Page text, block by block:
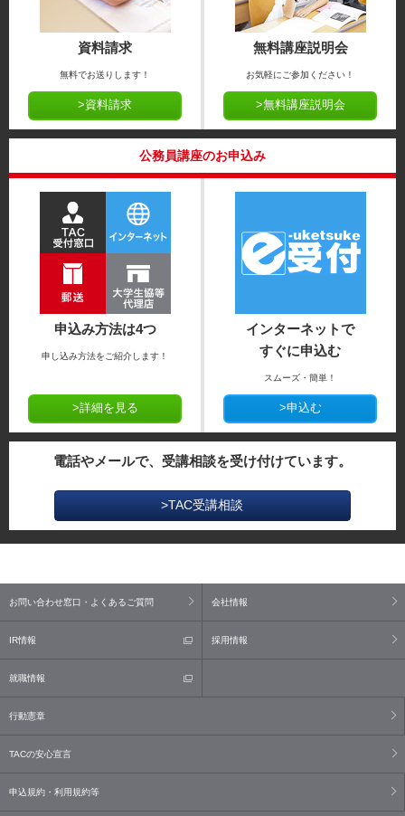
資料請求
無料でお送りします！
>資料請求
無料講座説明会
お気軽にご参加ください！
>無料講座説明会
公務員講座のお申込み
申込み方法は4つ
申し込み方法をご紹介します！
>詳細を見る
インターネットで
すぐに申込む
スムーズ・簡単！
>申込む
電話やメールで、受講相談を受け付けています。
>TAC受講相談
お問い合わせ窓口・よくあるご質問 会社情報
IR情報 採用情報
就職情報
行動憲章
TACの安心宣言
申込規約・利用規約等